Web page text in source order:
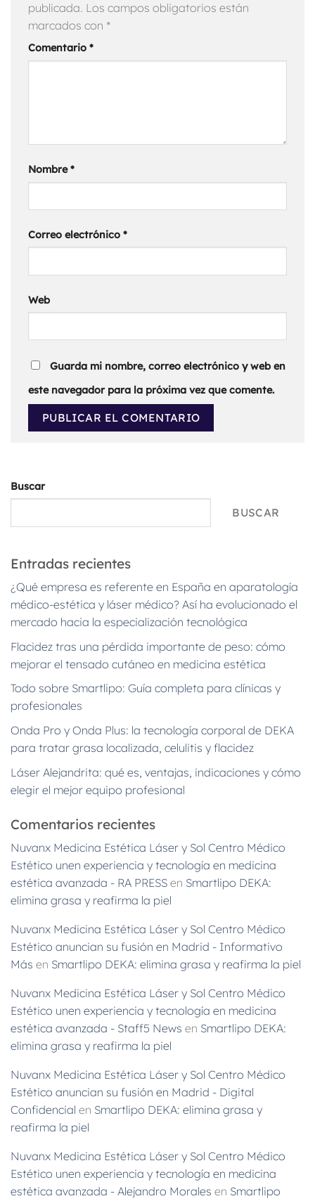
publicada. Los campos obligatorios están
marcados con *
Comentario *
Nombre*
Correo electrónico *
Web
Guarda mi nombre, correo electrónico y web en
este navegador para la próxima vez que comente.
Buscar
BUSCAR
Entradas recientes
¿Qué empresa es referente en España en aparatología
médico-estética y láser médico? Así ha evolucionado el
mercado hacia la especialización tecnológica
Flacidez tras una pérdida importante de peso: cómo
mejorar el tensado cutáneo en medicina estética
Todo sobre Smartlipo: Guía completa para clínicas y
profesionales
Onda Pro y Onda Plus: la tecnología corporal de DEKA
para tratar grasa localizada, celulitis y flacidez
Láser Alejandrita: qué es, ventajas, indicaciones y cómo
elegir el mejor equipo profesional
Comentarios recientes
Nuvanx Medicina Estética Láser y Sol Centro Médico
Estético unen experiencia y tecnología en medicina
estética avanzada - RA PRESS en Smartlipo DEKA:
elimina grasa y reafirma la piel
Nuvanx Medicina Estética Láser y Sol Centro Médico
Estético anuncian su fusión en Madrid - Informativo
Más en Smartlipo DEKA: elimina grasa y reafirma la piel
Nuvanx Medicina Estética Láser y Sol Centro Médico
Estético unen experiencia y tecnología en medicina
estética avanzada - Staff5 News en Smartlipo DEKA:
elimina grasa y reafirma la piel
Nuvanx Medicina Estética Láser y Sol Centro Médico
Estético anuncian su fusión en Madrid - Digital
Confidencial en Smartlipo DEKA: elimina grasa y
reafirma la piel
Nuvanx Medicina Estética Láser y Sol Centro Médico
Estético unen experiencia y tecnología en medicina
estética avanzada - Alejandro Morales en Smartlipo